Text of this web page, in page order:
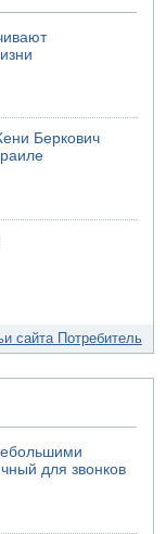
Беркович
сайта Потребитель
для звонков